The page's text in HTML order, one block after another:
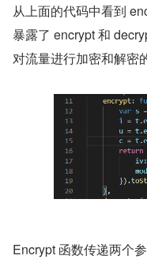
从上面的代码中看到
暴露了 encrypt 和
对流量进行加密和解密
Encrypt 函数传递两个